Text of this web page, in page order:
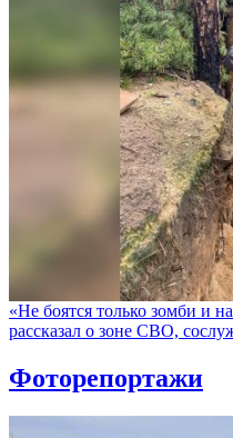
«Не боятся только зомби и
рассказал о зоне СВО,
Фоторепортажи